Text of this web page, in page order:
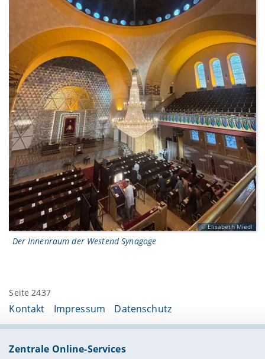
Elisabeth Miedl
Der Innenraum der Westend Synagoge
Seite 2437
Kontakt Impressum Datenschutz
Zentrale Online-Services